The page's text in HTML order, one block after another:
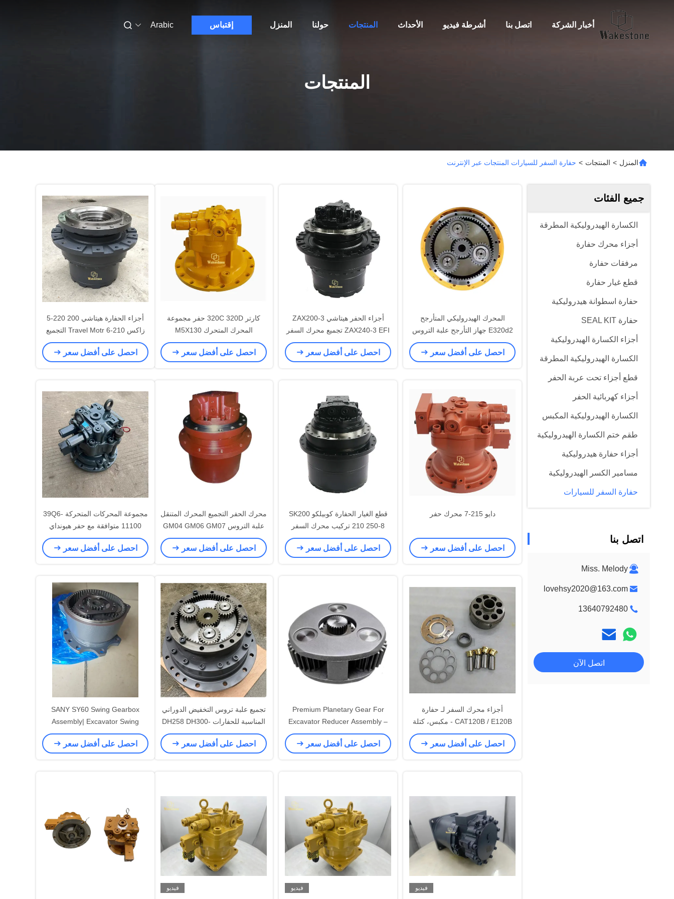
المنزل حولنا المنتجات الأحداث أشرطة فيديو اتصل بنا أخبار الشركة إقتباس Arabic
المنتجات
المنزل > المنتجات > حفارة السفر للسيارات المنتجات عبر الإنترنت
جميع الفئات
الكسارة الهيدروليكية المطرقة
أجزاء محرك حفارة
مرفقات حفارة
قطع غيار حفارة
حفارة اسطوانة هيدروليكية
حفارة SEAL KIT
أجزاء الكسارة الهيدروليكية
الكسارة الهيدروليكية المطرقة
قطع أجزاء تحت عربة الحفر
أجزاء كهربائية الحفر
الكسارة الهيدروليكية المكبس
طقم ختم الكسارة الهيدروليكية
أجزاء حفارة هيدروليكية
مسامير الكسر الهيدروليكية
حفارة السفر للسيارات
اتصل بنا
Miss. Melody
lovehsy2020@163.com
13640792480
اتصل الآن
المحرك الهيدروليكي المتأرجح
E320d2 جهاز التأرجح علبة التروس
المتأرجحة للحفر
احصل على أفضل سعر
أجزاء الحفر هيتاشي ZAX200-3
ZAX240-3 EFI تجميع محرك السفر
علبة التروس الهيدروليكية المقللة
احصل على أفضل سعر
كارتر 320C 320D حفر مجموعة
المحرك المتحرك M5X130
احصل على أفضل سعر
أجزاء الحفارة هيتاشي 200 220-5
زاكس 210-6 Travel Motr التجميع
خفض العدادات مربع العدادات مربع
العدادات
احصل على أفضل سعر
دايو 215-7 محرك حفر
احصل على أفضل سعر
قطع الغيار الحفارة كوبيلكو SK200
210 250-8 تركيب محرك السفر
احصل على أفضل سعر
محرك الحفر التجميع المحرك المتنقل
علبة التروس GM04 GM06 GM07
GM09 GM18 GM40
احصل على أفضل سعر
مجموعة المحركات المتحركة 39Q6-
11100 متوافقة مع حفر هيونداي
HX210S HX220S R220LC-9S
احصل على أفضل سعر
أجزاء محرك السفر لـ حفارة
CAT120B / E120B - مكبس، كتلة
الأسطوانة وصفيحة الصمام
احصل على أفضل سعر
Premium Planetary Gear For
Excavator Reducer Assembly –
OEM Standard Quality
احصل على أفضل سعر
تجميع علبة تروس التخفيض الدوراني
المناسبة للحفارات DH258 DH300-
5
احصل على أفضل سعر
SANY SY60 Swing Gearbox
Assembly| Excavator Swing
Reducer
احصل على أفضل سعر
فيديو فيديو فيديو